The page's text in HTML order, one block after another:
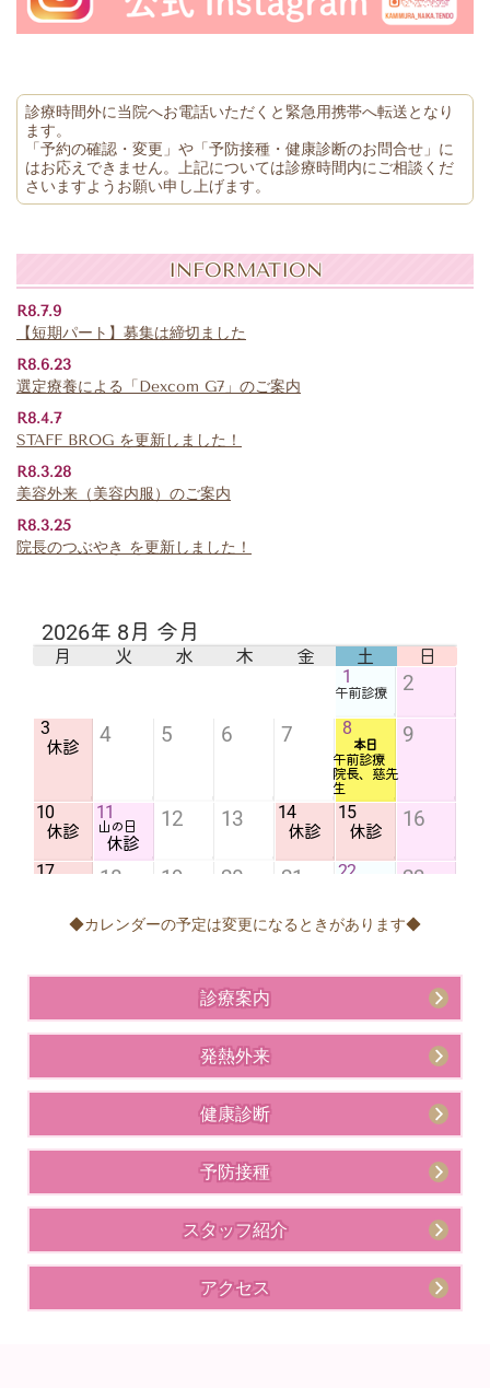
診療時間外に当院へお電話いただくと緊急用携帯へ転送となり
ます。
「予約の確認・変更」や「予防接種・健康診断のお問合せ」に
はお応えできません。上記については診療時間内にご相談くだ
さいますようお願い申し上げます。
INFORMATION
R8.7.9
【短期パート】募集は締切ました
R8.6.23
選定療養による「Dexcom G7」のご案内
R8.4.7
STAFF BROG を更新しました！
R8.3.28
美容外来（美容内服）のご案内
R8.3.25
院長のつぶやき を更新しました！
◆カレンダーの予定は変更になるときがあります◆
診療案内
発熱外来
健康診断
予防接種
スタッフ紹介
アクセス